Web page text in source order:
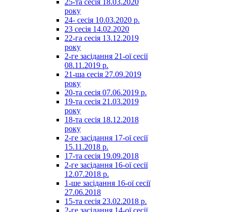
25-та сесія 18.03.2020
року
24- сесія 10.03.2020 р.
23 сесія 14.02.2020
22-га сесія 13.12.2019
року
2-ге засідання 21-ої сесії
08.11.2019 р.
21-ша сесія 27.09.2019
року
20-та сесія 07.06.2019 р.
19-та сесія 21.03.2019
року
18-та сесія 18.12.2018
року
2-ге засідання 17-ої сесії
15.11.2018 р.
17-та сесія 19.09.2018
2-ге засідання 16-ої сесії
12.07.2018 р.
1-ше засідання 16-ої сесії
27.06.2018
15-та сесія 23.02.2018 р.
2-ге засідання 14-ої сесії